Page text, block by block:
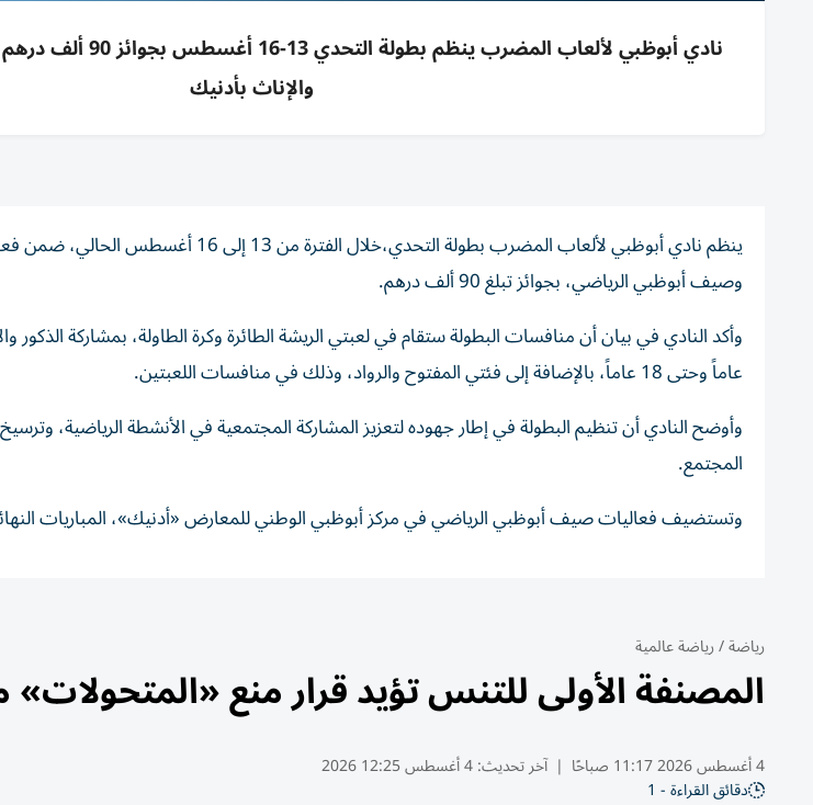
نادي أبوظبي لألعاب
والإناث بأدنيك
ينظم نادي أبوظبي لألعاب المضرب بطولة التحدي،خلال
وصيف أبوظبي الرياضي، بجوائز تبلغ 90 ألف درهم.
عاماً وحتى 18 عاماً، بالإضافة إلى فئتي المفتوح والرواد، وذلك في منافسات اللعبتين.
وأوضح النادي أن تنظيم البطولة في إطار جهوده لتعزيز المشاركة المجتمعية في الأنشطة الرياضية،
المجتمع.
وتستضيف فعاليات صيف أبوظبي الرياضي في مركز أبوظبي الوطني للمعارض «أدنيك»، المباريات
رياضة/رياضة عالمية
المصنفة الأولى للتنس تؤيد قرار منع
4 أغسطس 2026 11:17 صباحًا | آخر تحديث:4 أغسطس 12:25 2026
دقائق القراءة - 1